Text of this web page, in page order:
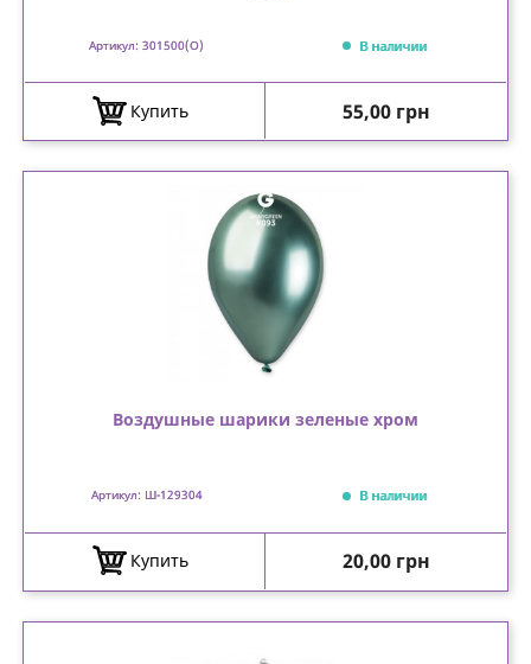
Артикул: 301500(O) В наличии
Купить Цена
55,00 грн
Воздушные шарики зеленые хром
Артикул: Ш-129304 В наличии
Купить Цена
20,00 грн